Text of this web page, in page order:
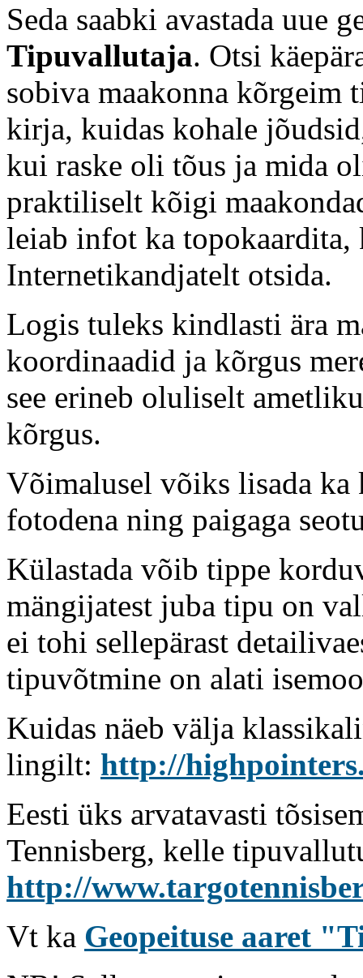
Seda saabki avastada uue
Tipuvallutaja. Otsi
sobiva maakonna kõrgeim
kirja, kuidas kohale
kui raske oli tõus ja mida
praktiliselt kõigi
leiab infot ka
Internetikandjatelt otsida.
Logis tuleks kindlasti ära
koordinaadid ja kõrgus
see erineb oluliselt
kõrgus.
Võimalusel võiks lisada ka
fotodena ning paigaga
Külastada võib tippe
mängijatest juba tipu on
ei tohi sellepärast
tipuvõtmine on alati
Kuidas näeb välja
lingilt: http://
Eesti üks arvatavasti
Tennisberg, kelle
http://
Vt ka Geopeituse aaret